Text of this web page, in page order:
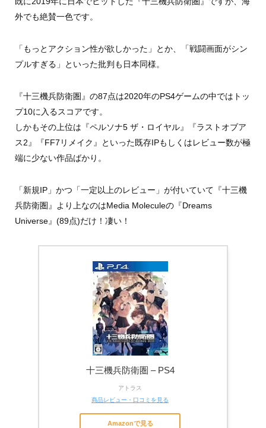
外でも絶賛一色です。
「もっとアクション性が欲しかった」とか、「戦闘画面がシン
プルすぎる」といった批判も日本同様。
『十三機兵防衛圏』の87点は2020年のPS4ゲームの中ではトッ
プ10に入るスコアです。
しかもその上位は『ペルソナ5 ザ・ロイヤル』『ラストオブア
ス2』『FF7リメイク』といった既存IPもしくはレビュー数が極
端に少ない作品ばかり。
「新規IP」かつ「一定以上のレビュー」が付いていて『十三機
兵防衛圏』より上なのはMedia Moleculeの『Dreams
Universe』(89点)だけ！凄い！
十三機兵防衛圏 – PS4
アトラス
商品レビュー・口コミを見る
Amazonで見る